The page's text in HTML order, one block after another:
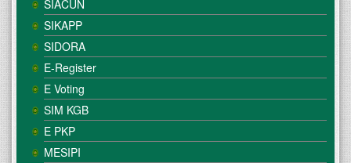
SIACUN
SIKAPP
SIDORA
E-Register
E Voting
SIM KGB
E PKP
MESIPI